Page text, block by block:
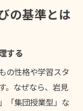
の基準とは
する
の性格や学習スタ
。なぜなら、岩見
「集団授業型」な